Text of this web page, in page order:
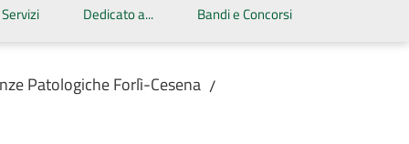
Dedicato a... Bandi e Concorsi
Patologiche Forlì-Cesena /